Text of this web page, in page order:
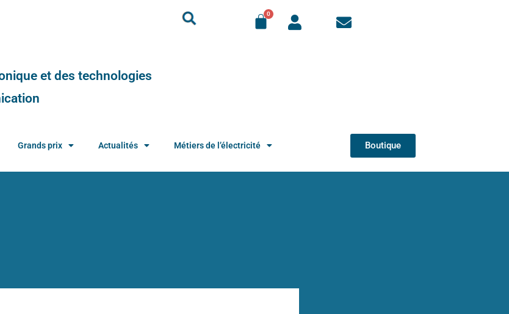
et des technologies
Grands prix Actualités Métiers de l’électricité Boutique